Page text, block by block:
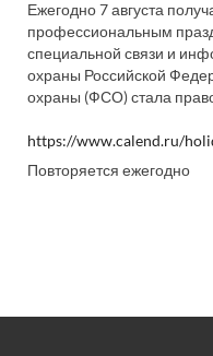
Ежегодно 7 августа
профессиональным
специальной связи и
охраны Российской
охраны (ФСО) стала
https://www.calend.ru/
Повторяется ежегодно